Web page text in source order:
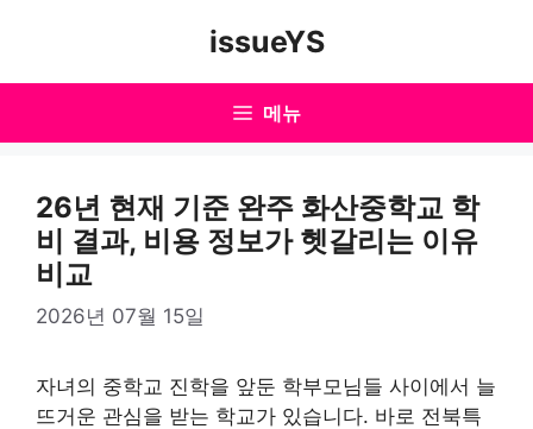
issueYS
메뉴
26년 현재 기준 완주 화산중학교 학
비 결과, 비용 정보가 헷갈리는 이유
비교
2026년 07월 15일
자녀의 중학교 진학을 앞둔 학부모님들 사이에서 늘
뜨거운 관심을 받는 학교가 있습니다. 바로 전북특